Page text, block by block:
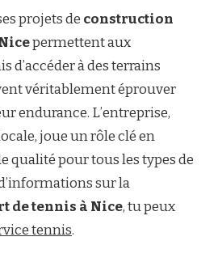
projets de construction
permettent aux
d’accéder à des terrains
véritablement éprouver
endurance. L’entreprise,
joue un rôle clé en
qualité pour tous les types de
sur la
de tennis à Nice, tu peux
tennis.